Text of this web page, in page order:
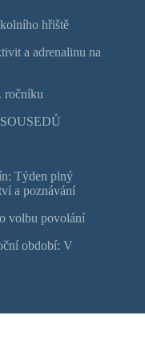
hřiště
a adrenalinu na
ročníku
Týden plný
a poznávání
volbu povolání
období: V